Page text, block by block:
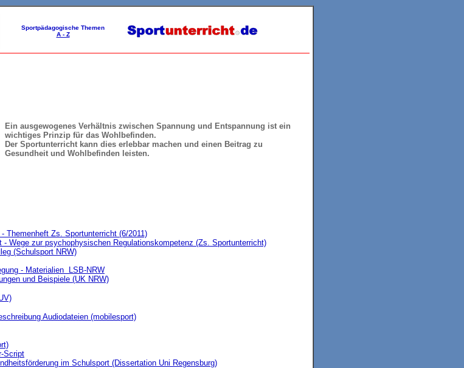
Sportpädagogische Themen
A - Z
Ein ausgewogenes Verhältnis zwischen Spannung und Entspannung ist ein
wichtiges Prinzip für das Wohlbefinden.
Der Sportunterricht kann dies erlebbar machen und einen Beitrag zu
Gesundheit und Wohlbefinden leisten.
Themenheft Zs. Sportunterricht (6/2011)
- Wege zur psychophysischen Regulationskompetenz (Zs. Sportunterricht)
(Schulsport NRW)
- Materialien LSB-NRW
und Beispiele (UK NRW)
Audiodateien (mobilesport)
Script
im Schulsport (Dissertation Uni Regensburg)